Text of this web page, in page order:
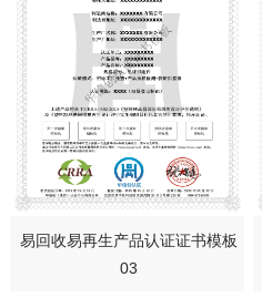
易回收易再生产品认证证书模板
03